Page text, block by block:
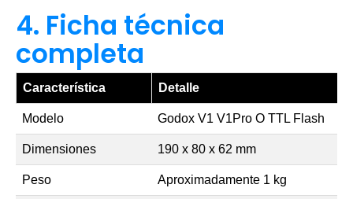
4. Ficha técnica
completa
Característica Detalle
Modelo Godox V1 V1Pro O TTL Flash
Dimensiones 190 x 80 x 62 mm
Peso Aproximadamente 1 kg